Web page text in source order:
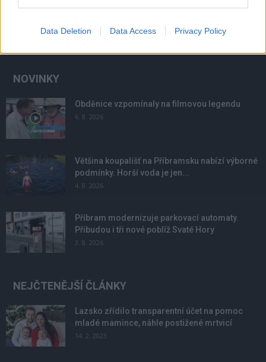
Data Deletion Data Access Privacy Policy
NOVINKY
Obděnice vzpomínaly na filmovou legendu
6. 8. 2026
Většina koupališť na Příbramsku nabízí výborné
podmínky. Horší voda je jen...
4. 8. 2026
Příbram modernizuje parkovací automaty.
Přibudou i tři nové poblíž Svaté Hory
3. 8. 2026
NEJČTENĚJŠÍ ČLÁNKY
Lazsko zřídilo transparentní účet na pomoc
mladé mamince, náhle postižené mrtvicí
14. 2. 2023